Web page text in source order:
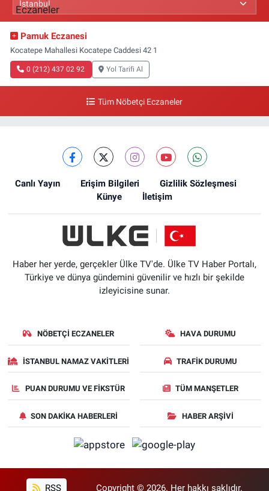
Pamuk Eczanesi
Kocatepe Mahallesi Kocatepe Caddesi 42 1
0 (212) 437 02 92 Yol Tarifi Al
Tüm Nöbetçi Eczaneler
Canlı Yayın Erişim Bilgileri
Gizlilik Sözleşmesi
Künye
İletişim
Haber her yerde, gerçekler Ülke TV'de. Ülke TV Haber Portalı,
Türkiye ve dünya gündemini güvenilir ve hızlı bir şekilde
izleyicisine sunar.
NÖBETÇI ECZANELER HAVA DURUMU
İSTANBUL NAMAZ VAKITLERI TRAFIK DURUMU
PUAN DURUMU VE FIKSTÜR TÜM MANŞETLER
SON DAKIKA HABERLERI HABER ARŞIVI
RSS Copyright © 2026. Her hakkı saklıdır.